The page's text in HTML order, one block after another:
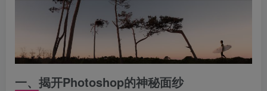
一、揭开Photoshop的神秘面纱